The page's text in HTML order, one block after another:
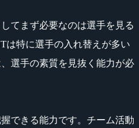
てまず必要なのは選手を見る
は特に選手の入れ替えが多い
選手の素質を見抜く能力が必
できる能力です。チーム活動